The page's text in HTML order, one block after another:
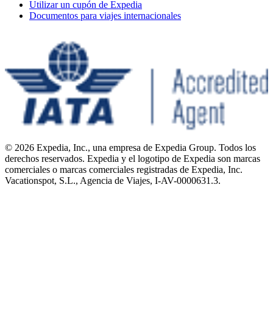
Utilizar un cupón de Expedia
Documentos para viajes internacionales
© 2026 Expedia, Inc., una empresa de Expedia Group. Todos los
derechos reservados. Expedia y el logotipo de Expedia son marcas
comerciales o marcas comerciales registradas de Expedia, Inc.
Vacationspot, S.L., Agencia de Viajes, I-AV-0000631.3.